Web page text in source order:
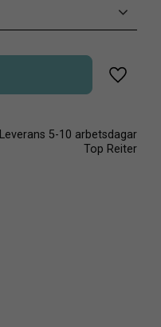
Lägg
Leverans 5-10 arbetsdagar
Top Reiter